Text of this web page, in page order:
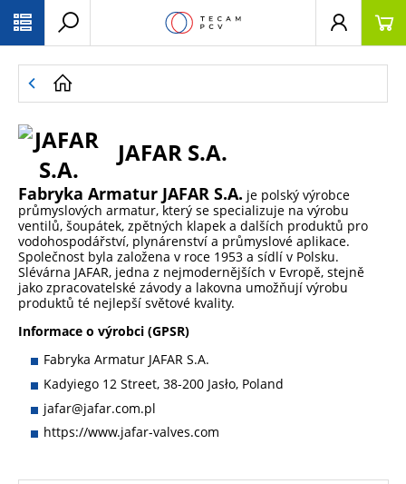
JAFAR S.A.
Fabryka Armatur JAFAR S.A. je polský výrobce
průmyslových armatur, který se specializuje na výrobu
ventilů, šoupátek, zpětných klapek a dalších produktů pro
vodohospodářství, plynárenství a průmyslové aplikace.
Společnost byla založena v roce 1953 a sídlí v Polsku.
Slévárna JAFAR, jedna z nejmodernějších v Evropě, stejně
jako zpracovatelské závody a lakovna umožňují výrobu
produktů té nejlepší světové kvality.
Informace o výrobci (GPSR)
Fabryka Armatur JAFAR S.A.
Kadyiego 12 Street, 38-200 Jasło, Poland
jafar@jafar.com.pl
https://www.jafar-valves.com